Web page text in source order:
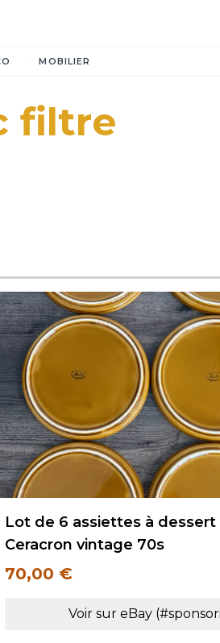
MOBILIER
filtre
Lot de 6 assiettes à
Ceracron vintage 70s
70,00 €
Voir sur eBay